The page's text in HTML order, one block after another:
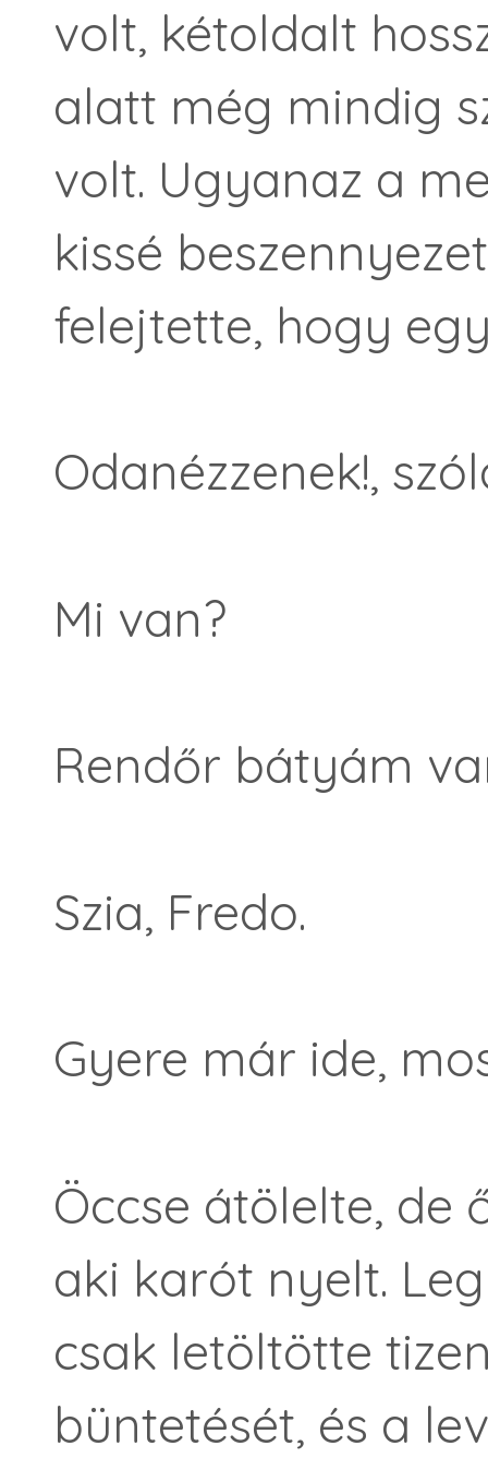
volt, kétoldalt
alatt még mindig
volt. Ugyanaz a
kissé
felejtette, hogy
Odanézzenek!,
Mi van?
Rendőr bátyám
Szia, Fredo.
Gyere már ide,
Öccse átölelte, de
aki karót nyelt.
csak letöltötte
büntetését, és a